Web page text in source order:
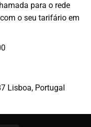
para o rede
o seu tarifário em
Lisboa, Portugal